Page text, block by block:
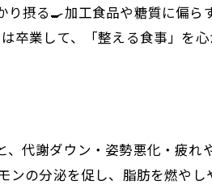
摂る🍳加工食品や糖質に偏
卒業して、「整える食事」を
代謝ダウン・姿勢悪化・疲
ンの分泌を促し、脂肪を燃や